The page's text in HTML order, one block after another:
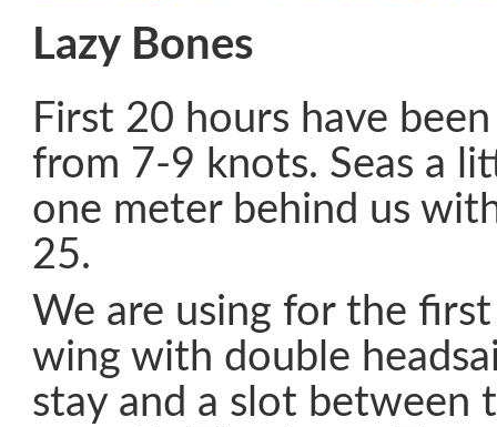
Lazy Bones
First 20 hours have
from 7-9 knots. Seas a
one meter behind us
25.
We are using for the
wing with double
stay and a slot between